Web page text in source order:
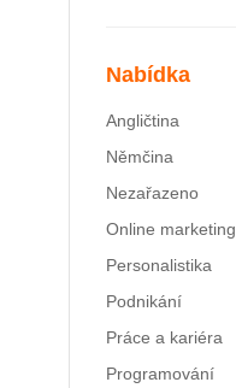
Nabídka
Angličtina
Němčina
Nezařazeno
Online marketing
Personalistika
Podnikání
Práce a kariéra
Programování